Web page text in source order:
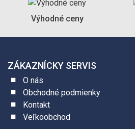
Výhodné ceny
ZÁKAZNÍCKY SERVIS
O nás
Obchodné podmienky
Kontakt
Veľkoobchod